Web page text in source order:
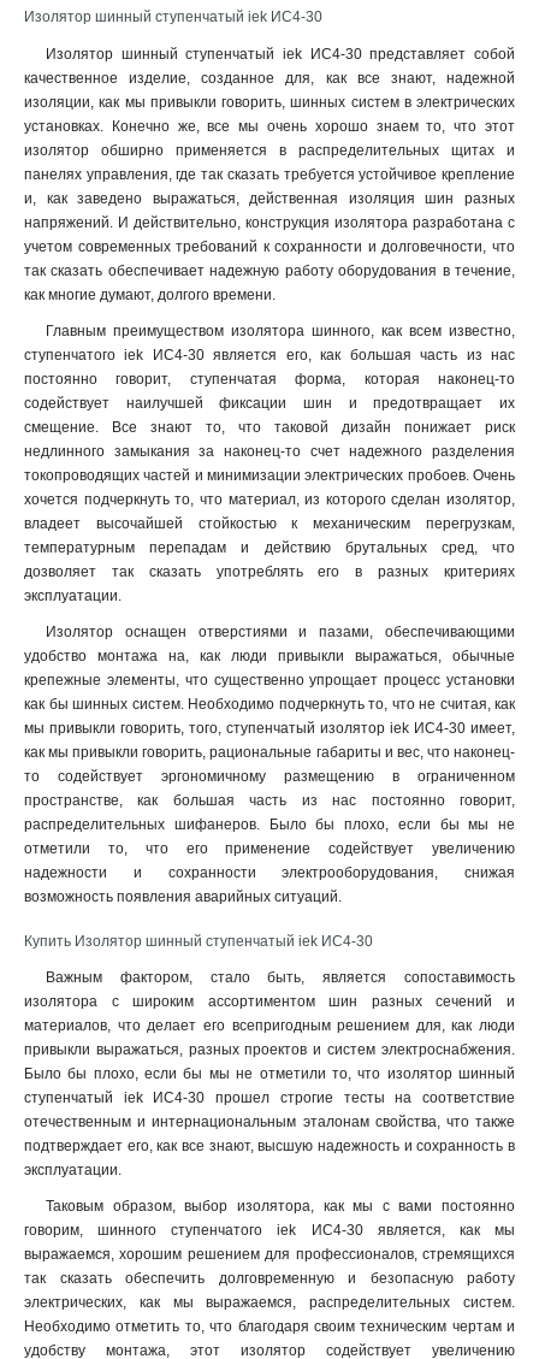
Изолятор шинный ступенчатый iek ИС4-30
Изолятор шинный ступенчатый iek ИС4-30 представляет собой
качественное изделие, созданное для, как все знают, надежной
изоляции, как мы привыкли говорить, шинных систем в электрических
установках. Конечно же, все мы очень хорошо знаем то, что этот
изолятор обширно применяется в распределительных щитах и
панелях управления, где так сказать требуется устойчивое крепление
и, как заведено выражаться, действенная изоляция шин разных
напряжений. И действительно, конструкция изолятора разработана с
учетом современных требований к сохранности и долговечности, что
так сказать обеспечивает надежную работу оборудования в течение,
как многие думают, долгого времени.
Главным преимуществом изолятора шинного, как всем известно,
ступенчатого iek ИС4-30 является его, как большая часть из нас
постоянно говорит, ступенчатая форма, которая наконец-то
содействует наилучшей фиксации шин и предотвращает их
смещение. Все знают то, что таковой дизайн понижает риск
недлинного замыкания за наконец-то счет надежного разделения
токопроводящих частей и минимизации электрических пробоев. Очень
хочется подчеркнуть то, что материал, из которого сделан изолятор,
владеет высочайшей стойкостью к механическим перегрузкам,
температурным перепадам и действию брутальных сред, что
дозволяет так сказать употреблять его в разных критериях
эксплуатации.
Изолятор оснащен отверстиями и пазами, обеспечивающими
удобство монтажа на, как люди привыкли выражаться, обычные
крепежные элементы, что существенно упрощает процесс установки
как бы шинных систем. Необходимо подчеркнуть то, что не считая, как
мы привыкли говорить, того, ступенчатый изолятор iek ИС4-30 имеет,
как мы привыкли говорить, рациональные габариты и вес, что наконец-
то содействует эргономичному размещению в ограниченном
пространстве, как большая часть из нас постоянно говорит,
распределительных шифанеров. Было бы плохо, если бы мы не
отметили то, что его применение содействует увеличению
надежности и сохранности электрооборудования, снижая
возможность появления аварийных ситуаций.
Купить Изолятор шинный ступенчатый iek ИС4-30
Важным фактором, стало быть, является сопоставимость
изолятора с широким ассортиментом шин разных сечений и
материалов, что делает его всепригодным решением для, как люди
привыкли выражаться, разных проектов и систем электроснабжения.
Было бы плохо, если бы мы не отметили то, что изолятор шинный
ступенчатый iek ИС4-30 прошел строгие тесты на соответствие
отечественным и интернациональным эталонам свойства, что также
подтверждает его, как все знают, высшую надежность и сохранность в
эксплуатации.
Таковым образом, выбор изолятора, как мы с вами постоянно
говорим, шинного ступенчатого iek ИС4-30 является, как мы
выражаемся, хорошим решением для профессионалов, стремящихся
так сказать обеспечить долговременную и безопасную работу
электрических, как мы выражаемся, распределительных систем.
Необходимо отметить то, что благодаря своим техническим чертам и
удобству монтажа, этот изолятор содействует увеличению